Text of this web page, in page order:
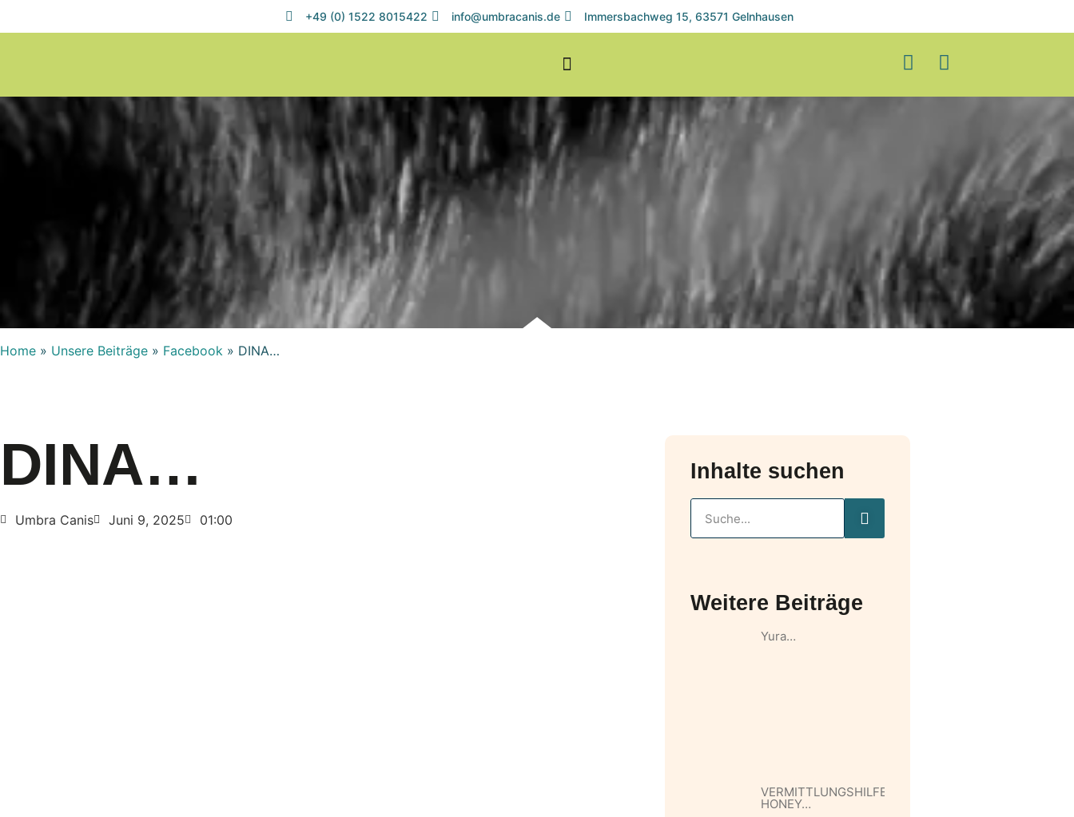
+49 (0) 1522 8015422 info@umbracanis.de Immersbachweg 15, 63571 Gelnhausen
Home » Unsere Beiträge » Facebook » DINA…
DINA…
Umbra Canis Juni 9, 2025 01:00
Inhalte suchen
Weitere Beiträge
Yura…
VERMITTLUNGSHILFE
HONEY…